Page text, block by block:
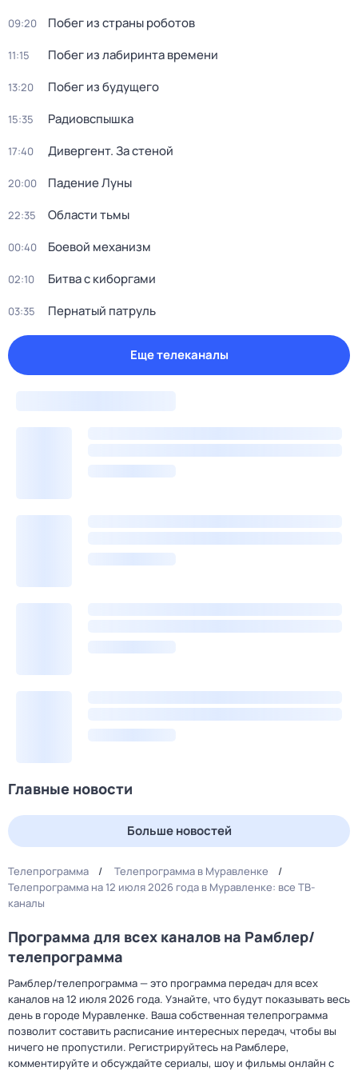
09:20 Побег из страны роботов
11:15 Побег из лабиринта времени
13:20 Побег из будущего
15:35 Радиовспышка
17:40 Дивергент. За стеной
20:00 Падение Луны
22:35 Области тьмы
00:40 Боевой механизм
02:10 Битва с киборгами
03:35 Пернатый патруль
Еще телеканалы
Главные новости
Больше новостей
Телепрограмма
Телепрограмма в Муравленке
Телепрограмма на 12 июля 2026 года в Муравленке: все ТВ-
каналы
Программа для всех каналов на Рамблер/
телепрограмма
Рамблер/телепрограмма — это программа передач для всех
каналов на 12 июля 2026 года. Узнайте, что будут показывать весь
день в городе Муравленке. Ваша собственная телепрограмма
позволит составить расписание интересных передач, чтобы вы
ничего не пропустили. Регистрируйтесь на Рамблере,
комментируйте и обсуждайте сериалы, шоу и фильмы онлайн с